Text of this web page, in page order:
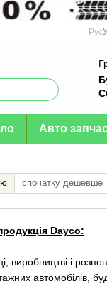
Рус
Авто
спочатку дешевше
Dayco:
виробництві і
автомобілів,